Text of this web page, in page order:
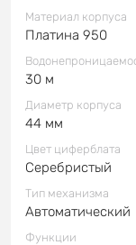
Материал корпуса
Платина 950
30 м
Диаметр корпуса
44 мм
Цвет циферблата
Серебристый
Тип механизма
Автоматический
Функции